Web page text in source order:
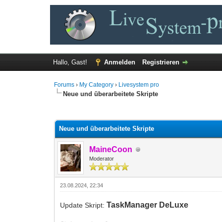
Hallo, Gast! Anmelden Registrieren
Forums › My Category › Livesystem pro
Neue und überarbeitete Skripte
Neue und überarbeitete Skripte
MaineCoon
Moderator
23.08.2024, 22:34
Update Skript:TaskManager DeLuxe